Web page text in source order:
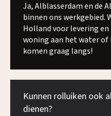
Ja, Alblasserdam en de
binnen ons werkgebied.
Holland voor levering
woning aan het water of
komen graag langs!
Kunnen rolluiken ook
dienen?